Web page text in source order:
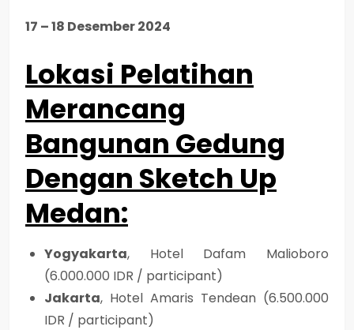
17 – 18 Desember 2024
Lokasi Pelatihan
Merancang
Bangunan Gedung
Dengan Sketch Up
Medan:
Yogyakarta, Hotel Dafam Malioboro
(6.000.000 IDR / participant)
Jakarta, Hotel Amaris Tendean (6.500.000
IDR / participant)